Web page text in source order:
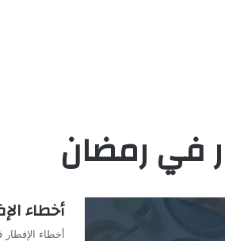
في رمضان
أخطاء
أخطاء